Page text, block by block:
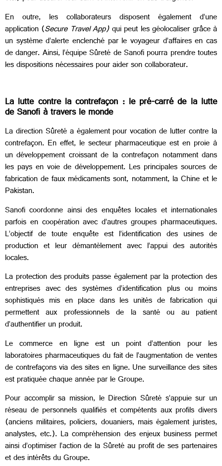
En outre, les collaborateurs disposent également d’une
application (Secure Travel App)qui peut les géolocaliser grâce à
un système d’alerte enclenché par le voyageur d’affaires en cas
de danger. Ainsi, l’équipe Sûreté de Sanofi pourra prendre toutes
les dispositions nécessaires pour aider son collaborateur.
La lutte contre la contrefaçon : le pré-carré de la lutte
de Sanofi à travers le monde
La direction Sûreté a également pour vocation de lutter contre la
contrefaçon. En effet, le secteur pharmaceutique est en proie à
un développement croissant de la contrefaçon notamment dans
les pays en voie de développement. Les principales sources de
fabrication de faux médicaments sont, notamment, la Chine et le
Pakistan.
Sanofi coordonne ainsi des enquêtes locales et internationales
parfois en coopération avec d’autres groupes pharmaceutiques.
L’objectif de toute enquête est l’identification des usines de
production et leur démantèlement avec l’appui des autorités
locales.
La protection des produits passe également par la protection des
entreprises avec des systèmes d’identification plus ou moins
sophistiqués mis en place dans les unités de fabrication qui
permettent aux professionnels de la santé ou au patient
d’authentifier un produit.
Le commerce en ligne est un point d’attention pour les
laboratoires pharmaceutiques du fait de l’augmentation de ventes
de contrefaçons via des sites en ligne. Une surveillance des sites
est pratiquée chaque année par le Groupe.
Pour accomplir sa mission, le Direction Sûreté s’appuie sur un
réseau de personnels qualifiés et compétents aux profils divers
(anciens militaires, policiers, douaniers, mais également juristes,
analystes, etc.). La compréhension des enjeux business permet
ainsi d’optimiser l’action de la Sûreté au profit de ses partenaires
et des intérêts du Groupe.